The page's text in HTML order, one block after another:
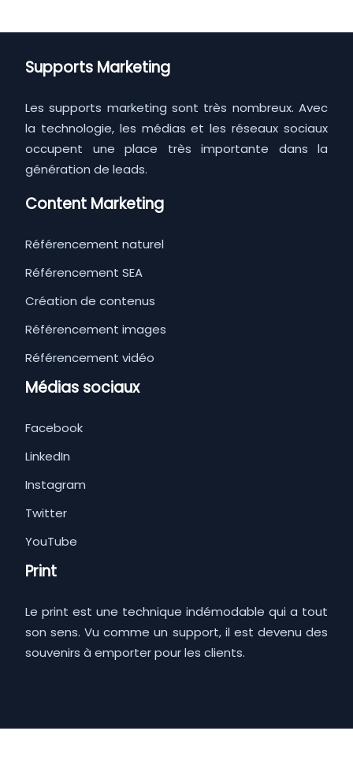
Supports Marketing
Les supports marketing sont très nombreux. Avec
la technologie, les médias et les réseaux sociaux
occupent une place très importante dans la
génération de leads.
Content Marketing
Référencement naturel
Référencement SEA
Création de contenus
Référencement images
Référencement vidéo
Médias sociaux
Facebook
LinkedIn
Instagram
Twitter
YouTube
Print
Le print est une technique indémodable qui a tout
son sens. Vu comme un support, il est devenu des
souvenirs à emporter pour les clients.